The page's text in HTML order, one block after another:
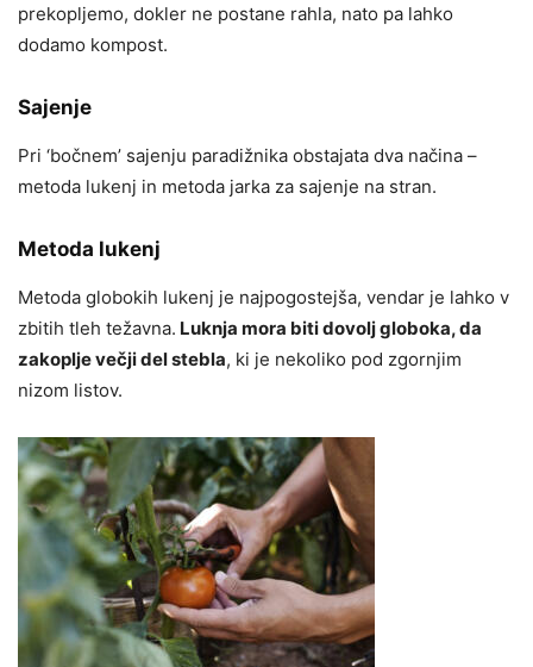
prekopljemo, dokler ne postane rahla, nato pa lahko
dodamo kompost.
Sajenje
Pri ‘bočnem’ sajenju paradižnika obstajata dva načina –
metoda lukenj in metoda jarka za sajenje na stran.
Metoda lukenj
Metoda globokih lukenj je najpogostejša, vendar je lahko v
zbitih tleh težavna. Luknja mora biti dovolj globoka, da
zakoplje večji del stebla, ki je nekoliko pod zgornjim
nizom listov.